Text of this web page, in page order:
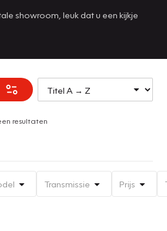
showroom, leuk dat u een kijkje
resultaten
Transmissie Prijs